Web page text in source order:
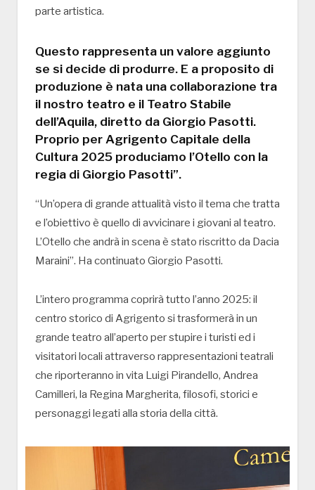
parte artistica.
Questo rappresenta un valore aggiunto
se si decide di produrre. E a proposito di
produzione è nata una collaborazione tra
il nostro teatro e il Teatro Stabile
dell’Aquila, diretto da Giorgio Pasotti.
Proprio per Agrigento Capitale della
Cultura 2025 produciamo l’Otello con la
regia di Giorgio Pasotti”.
“Un’opera di grande attualità visto il tema che tratta
e l’obiettivo è quello di avvicinare i giovani al teatro.
L’Otello che andrà in scena è stato riscritto da Dacia
Maraini”. Ha continuato Giorgio Pasotti.
L’intero programma coprirà tutto l’anno 2025: il
centro storico di Agrigento si trasformerà in un
grande teatro all’aperto per stupire i turisti ed i
visitatori locali attraverso rappresentazioni teatrali
che riporteranno in vita Luigi Pirandello, Andrea
Camilleri, la Regina Margherita, filosofi, storici e
personaggi legati alla storia della città.